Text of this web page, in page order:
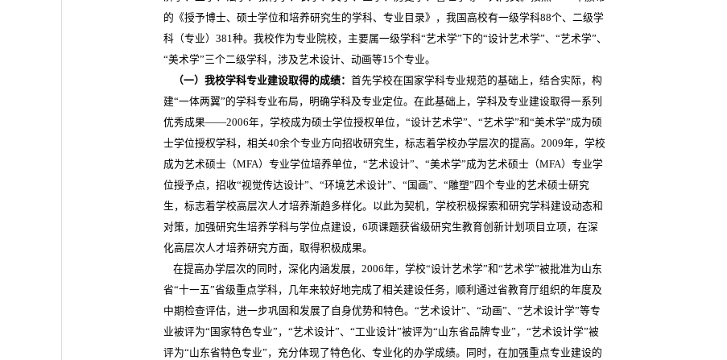
的《授予博士、硕士学位和培养研究生的学科、专业目录》，我国高校有一级学科88个、二级学
科（专业）381种。我校作为专业院校，主要属一级学科“艺术学”下的“设计艺术学”、“艺术学”、
“美术学”三个二级学科，涉及艺术设计、动画等15个专业。
（一）我校学科专业建设取得的成绩：首先学校在国家学科专业规范的基础上，结合实际，构
建“一体两翼”的学科专业布局，明确学科及专业定位。在此基础上，学科及专业建设取得一系列
优秀成果——2006年，学校成为硕士学位授权单位，“设计艺术学”、“艺术学”和“美术学”成为硕
士学位授权学科，相关40余个专业方向招收研究生，标志着学校办学层次的提高。2009年，学校
成为艺术硕士（MFA）专业学位培养单位，“艺术设计”、“美术学”成为艺术硕士（MFA）专业学
位授予点，招收“视觉传达设计”、“环境艺术设计”、“国画”、“雕塑”四个专业的艺术硕士研究
生，标志着学校高层次人才培养渐趋多样化。以此为契机，学校积极探索和研究学科建设动态和
对策，加强研究生培养学科与学位点建设，6项课题获省级研究生教育创新计划项目立项，在深
化高层次人才培养研究方面，取得积极成果。
在提高办学层次的同时，深化内涵发展，2006年，学校“设计艺术学”和“艺术学”被批准为山东
省“十一五”省级重点学科，几年来较好地完成了相关建设任务，顺利通过省教育厅组织的年度及
中期检查评估，进一步巩固和发展了自身优势和特色。“艺术设计”、“动画”、“艺术设计学”等专
业被评为“国家特色专业”，“艺术设计”、“工业设计”被评为“山东省品牌专业”，“艺术设计学”被
评为“山东省特色专业”，充分体现了特色化、专业化的办学成绩。同时，在加强重点专业建设的